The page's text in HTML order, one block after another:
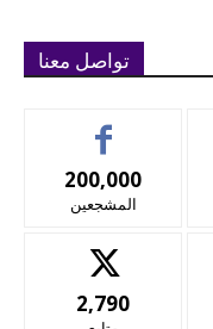
تواصل معنا
200,000
المشجعين
2,790